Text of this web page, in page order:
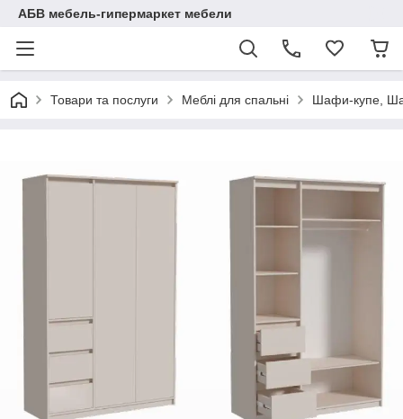
АБВ мебель-гипермаркет мебели
Товари та послуги Меблі для спальні Шафи-купе,